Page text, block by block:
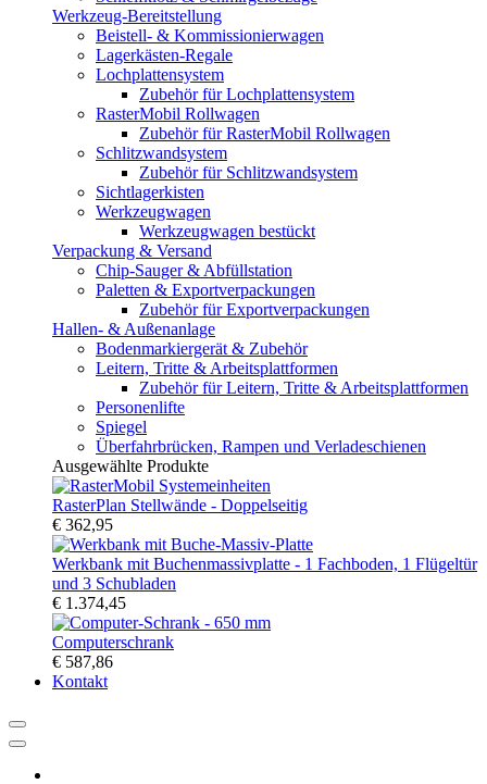
Werkzeug-Bereitstellung
Beistell- & Kommissionierwagen
Lagerkästen-Regale
Lochplattensystem
Zubehör für Lochplattensystem
RasterMobil Rollwagen
Zubehör für RasterMobil Rollwagen
Schlitzwandsystem
Zubehör für Schlitzwandsystem
Sichtlagerkisten
Werkzeugwagen
Werkzeugwagen bestückt
Verpackung & Versand
Chip-Sauger & Abfüllstation
Paletten & Exportverpackungen
Zubehör für Exportverpackungen
Hallen- & Außenanlage
Bodenmarkiergerät & Zubehör
Leitern, Tritte & Arbeitsplattformen
Zubehör für Leitern, Tritte & Arbeitsplattformen
Personenlifte
Spiegel
Überfahrbrücken, Rampen und Verladeschienen
Ausgewählte Produkte
RasterPlan Stellwände - Doppelseitig
€ 362,95
Werkbank mit Buchenmassivplatte - 1 Fachboden, 1 Flügeltür
und 3 Schubladen
€ 1.374,45
Computerschrank
€ 587,86
Kontakt